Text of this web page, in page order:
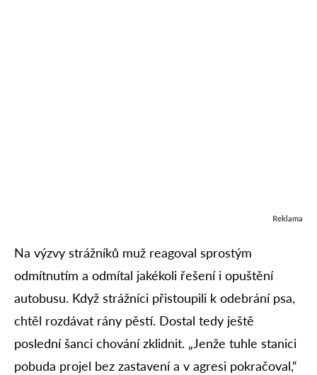
Reklama
Na výzvy strážníků muž reagoval sprostým
odmítnutím a odmítal jakékoli řešení i opuštění
autobusu. Když strážníci přistoupili k odebrání psa,
chtěl rozdávat rány pěstí. Dostal tedy ještě
poslední šanci chování zklidnit. „Jenže tuhle stanici
pobuda projel bez zastavení a v agresi pokračoval,“